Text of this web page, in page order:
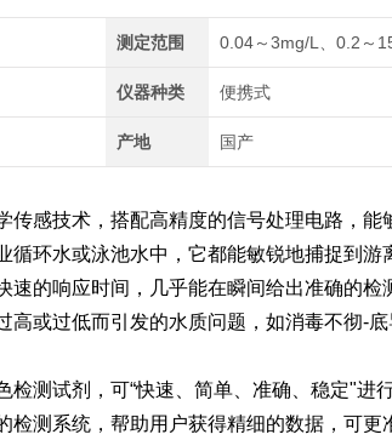
测定范围 0.04～3mg/L、0.2～
仪器种类 便携式
产地 国产
传感技术，搭配高精度的信号处理电路，
循环水或泳池水中，它都能敏锐地捕捉到
速的响应时间，几乎能在瞬间给出准确的
高或过低而引发的水质问题，如消毒不彻-
检测试剂，可“快速、简单、准确、稳定"进
检测系统，帮助用户获得精细的数据，可更